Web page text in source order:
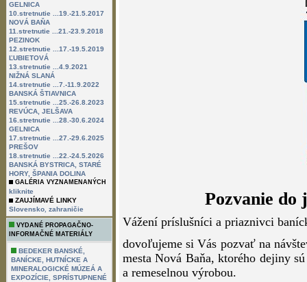
GELNICA
10.stretnutie ...19.-21.5.2017
NOVÁ BAŇA
11.stretnutie ...21.-23.9.2018
PEZINOK
12.stretnutie ...17.-19.5.2019
ĽUBIETOVÁ
13.stretnutie ...4.9.2021
NIŽNÁ SLANÁ
14.stretnutie ...7.-11.9.2022
BANSKÁ ŠTIAVNICA
15.stretnutie ...25.-26.8.2023
REVÚCA, JELŠAVA
16.stretnutie ...28.-30.6.2024
GELNICA
17.stretnutie ...27.-29.6.2025
PREŠOV
18.stretnutie ...22.-24.5.2026
BANSKÁ BYSTRICA, STARÉ
HORY, ŠPANIA DOLINA
GALÉRIA VYZNAMENANÝCH
kliknite
ZAUJÍMAVÉ LINKY
Slovensko zahraničie
VYDANÉ PROPAGAČNO-
INFORMAČNÉ MATERIÁLY
BEDEKER BANSKÉ,
BANÍCKE, HUTNÍCKE A
MINERALOGICKÉ MÚZEÁ A
EXPOZÍCIE, SPRÍSTUPNENÉ
Pozvanie do
Vážení príslušníci a priaznivci
dovoľujeme si Vás pozvať na
mesta Nová Baňa, ktorého dejiny
a remeselnou výrobou.